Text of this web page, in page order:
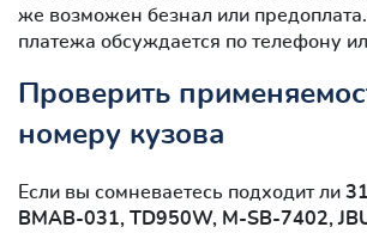
же возможен безнал или
платежа обсуждается по телефону
Проверить
номеру кузова
Если вы сомневаетесь подходит ли
BMAB-031, TD950W, M-SB-7402,